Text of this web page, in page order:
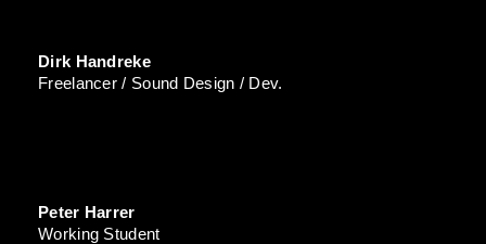
Dirk Handreke
Freelancer / Sound Design / Dev.
Peter Harrer
Working Student